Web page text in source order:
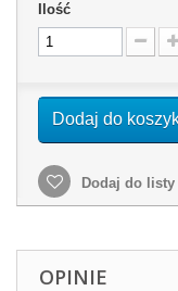
Ilość
Dodaj do
Dodaj do listy
OPINIE